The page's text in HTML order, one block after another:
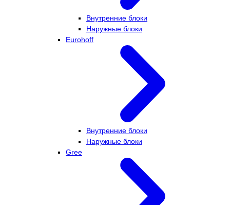
Внутренние блоки
Наружные блоки
Eurohoff
Внутренние блоки
Наружные блоки
Gree